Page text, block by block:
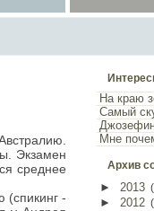
Экзамен
среднее
(спикинг -
На краю
Самый
Мне
Архив
► 2013 (
► 2012 (